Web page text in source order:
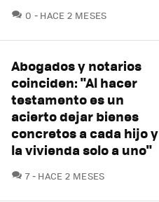
0 COMENTARIOS
HACE 2 MESES
Abogados y notarios
coinciden: "Al hacer
testamento es un
acierto dejar bienes
concretos a cada hijo y
la vivienda solo a uno"
7COMENTARIOS
HACE 2 MESES